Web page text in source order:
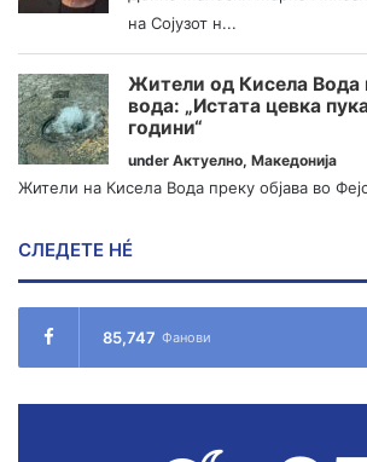
на Сојузот н...
Жители од Кисела Вода
вода: „Истата цевка
години“
under Актуелно, Македонија
Жители на Кисела Вода преку објава во
СЛЕДЕТЕ НÉ
85,747 Фанови